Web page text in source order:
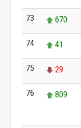
73 670
74 41
75 29
76 809